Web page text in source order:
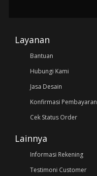
Layanan
Bantuan
Hubungi Kami
Jasa Desain
Konfirmasi Pembayaran
Cek Status Order
Lainnya
Informasi Rekening
Testimoni Customer